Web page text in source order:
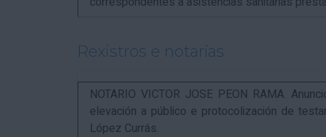
Rexistros e notarías
NOTARIO VICTOR JOSE PEON RAMA.
elevación a público e protocolización de
López Currás.